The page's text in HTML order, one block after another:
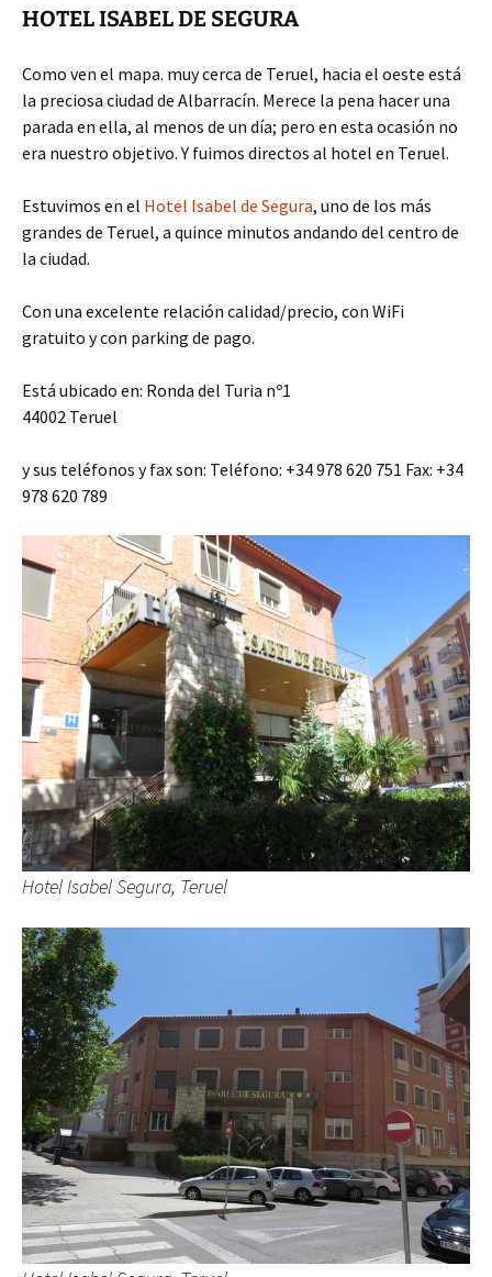
HOTEL ISABEL DE SEGURA
Como ven el mapa. muy cerca de Teruel, hacia el oeste está
la preciosa ciudad de Albarracín. Merece la pena hacer una
parada en ella, al menos de un día; pero en esta ocasión no
era nuestro objetivo. Y fuimos directos al hotel en Teruel.
Estuvimos en el Hotel Isabel de Segura, uno de los más
grandes de Teruel, a quince minutos andando del centro de
la ciudad.
Con una excelente relación calidad/precio, con WiFi
gratuito y con parking de pago.
Está ubicado en: Ronda del Turia nº1
44002 Teruel
y sus teléfonos y fax son: Teléfono: +34 978 620 751 Fax: +34
978 620 789
Hotel Isabel Segura, Teruel